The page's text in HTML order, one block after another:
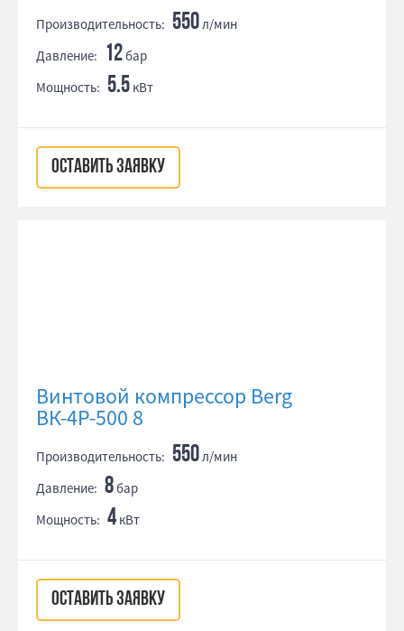
Производительность: 550л/мин
Давление: 12бар
Мощность: 5.5 кВт
ОСТАВИТЬ ЗАЯВКУ
Винтовой компрессор Berg
ВК-4Р-500 8
Производительность: 550л/мин
Давление: 8бар
Мощность: 4 кВт
ОСТАВИТЬ ЗАЯВКУ